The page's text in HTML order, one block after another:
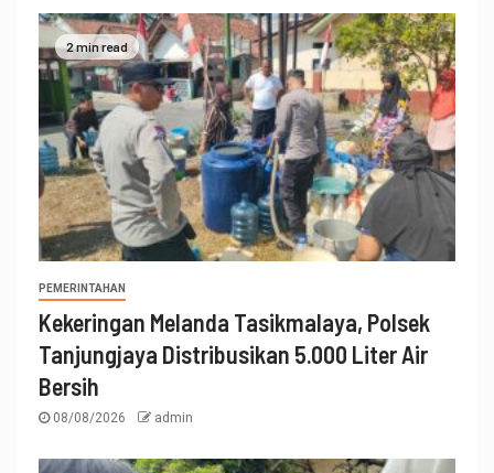
2 min read
PEMERINTAHAN
Kekeringan Melanda Tasikmalaya, Polsek
Tanjungjaya Distribusikan 5.000 Liter Air
Bersih
08/08/2026 admin